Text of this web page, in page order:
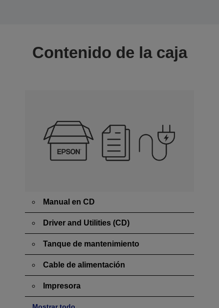
Contenido de la caja
Manual en CD
Driver and Utilities (CD)
Tanque de mantenimiento
Cable de alimentación
Impresora